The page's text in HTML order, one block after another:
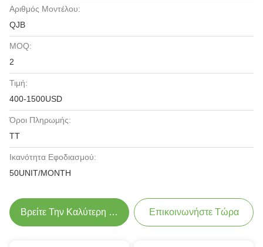
Αριθμός Μοντέλου:
QJB
MOQ:
2
Τιμή:
400-1500USD
Όροι Πληρωμής:
TT
Ικανότητα Εφοδιασμού:
50UNIT/MONTH
Βρείτε Την Καλύτερη Τιμή Επικοινωνήστε Τώρα